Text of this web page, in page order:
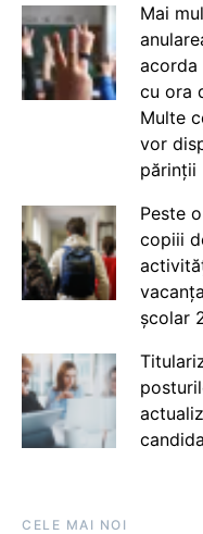
Mai
acorda
cu ora
Multe
vor
părinții
Peste
copiii
școlar
CELE MAI NOI